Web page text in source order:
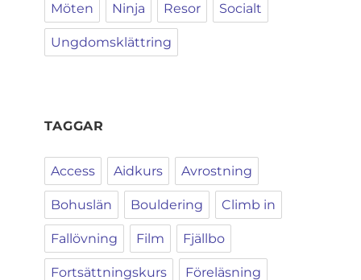
Möten Ninja Resor Socialt
Ungdomsklättring
TAGGAR
Access Aidkurs Avrostning
Bohuslän Bouldering Climb in
Fallövning Film Fjällbo
Fortsättningskurs Föreläsning